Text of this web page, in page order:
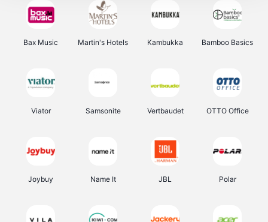
Bax Music Martin's Hotels Kambukka Bamboo Basics
Viator Samsonite Vertbaudet OTTO Office
Joybuy Name It JBL Polar